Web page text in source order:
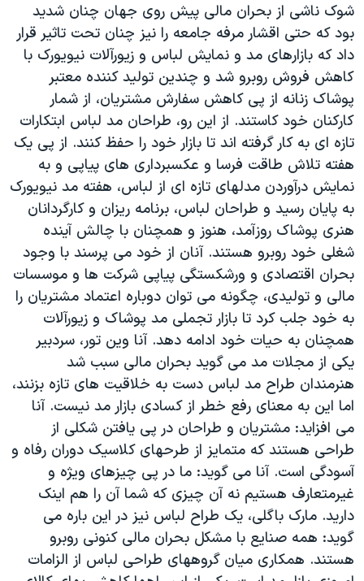
شوک ناشی از بحران مالی پيش روی جهان چنان شديد
بود که حتی اقشار مرفه جامعه را نيز چنان تحت تاثير قرار
داد که بازارهای مد و نمايش لباس و زيورآلات نيويورک با
کاهش فروش روبرو شد و چندين توليد کننده معتبر
پوشاک زنانه از پی کاهش سفارش مشتريان، از شمار
کارکنان خود کاستند. از اين رو، طراحان مد لباس ابتکارات
تازه ای به کار گرفته اند تا بازار خود را حفظ کنند. از پی يک
هفته تلاش طاقت فرسا و عکسبرداری های پياپی و به
نمايش درآوردن مدلهای تازه ای از لباس، هفته مد نيويورک
به پايان رسيد و طراحان لباس، برنامه ريزان و کارگردانان
هنری پوشاک روزآمد، هنوز و همچنان با چالش آينده
شغلی خود روبرو هستند. آنان از خود می پرسند با وجود
بحران اقتصادی و ورشکستگی پياپی شرکت ها و موسسات
مالی و توليدی، چگونه می توان دوباره اعتماد مشتريان را
به خود جلب کرد تا بازار تجملی مد پوشاک و زيورآلات
همچنان به حيات خود ادامه دهد. آنا وين تور، سردبير
يکی از مجلات مد می گويد بحران مالی سبب شد
هنرمندان طراح مد لباس دست به خلاقيت های تازه بزنند،
اما اين به معنای رفع خطر از کسادی بازار مد نيست. آنا
می افزايد: مشتريان و طراحان در پی يافتن شکلی از
طراحی هستند که متمايز از طرحهای کلاسيک دوران رفاه و
آسودگی است. آنا می گويد: ما در پی چيزهای ويژه و
غيرمتعارف هستيم نه آن چيزی که شما آن را هم اينک
داريد. مارک باگلی، يک طراح لباس نيز در اين باره می
گويد: همه صنايع با مشکل بحران مالی کنونی روبرو
هستند. همکاری ميان گروههای طراحی لباس از الزامات